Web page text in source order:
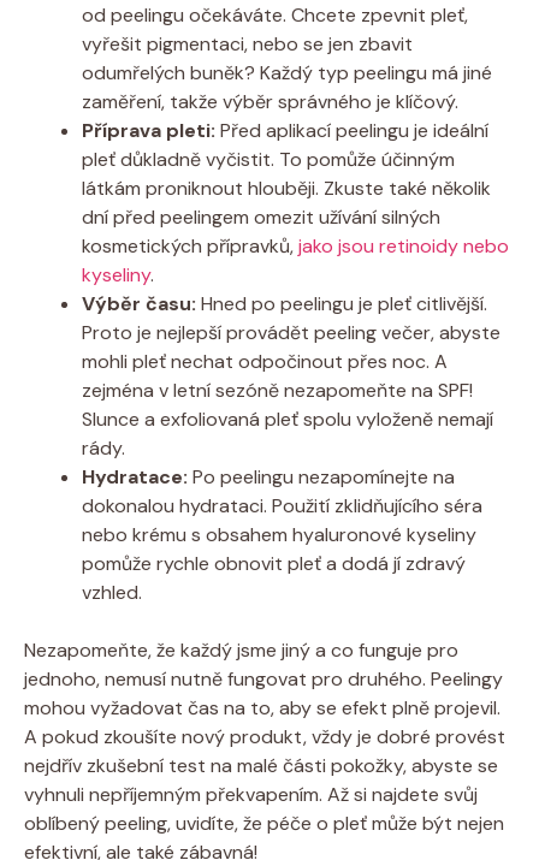
od peelingu očekáváte. Chcete zpevnit pleť,
vyřešit pigmentaci, nebo se jen zbavit
odumřelých buněk? Každý typ peelingu má jiné
zaměření, takže výběr správného je klíčový.
Příprava pleti: Před aplikací peelingu je ideální
pleť důkladně vyčistit. To pomůže účinným
látkám proniknout hlouběji. Zkuste také několik
dní před peelingem omezit užívání silných
kosmetických přípravků,jako jsou retinoidy nebo
kyseliny.
Výběr času: Hned po peelingu je pleť citlivější.
Proto je nejlepší provádět peeling večer, abyste
mohli pleť nechat odpočinout přes noc. A
zejména v letní sezóně nezapomeňte na SPF!
Slunce a exfoliovaná pleť spolu vyloženě nemají
rády.
Hydratace: Po peelingu nezapomínejte na
dokonalou hydrataci. Použití zklidňujícího séra
nebo krému s obsahem hyaluronové kyseliny
pomůže rychle obnovit pleť a dodá jí zdravý
vzhled.
Nezapomeňte, že každý jsme jiný a co funguje pro
jednoho, nemusí nutně fungovat pro druhého. Peelingy
mohou vyžadovat čas na to, aby se efekt plně projevil.
A pokud zkoušíte nový produkt, vždy je dobré provést
nejdřív zkušební test na malé části pokožky, abyste se
vyhnuli nepříjemným překvapením. Až si najdete svůj
oblíbený peeling, uvidíte, že péče o pleť může být nejen
efektivní, ale také zábavná!